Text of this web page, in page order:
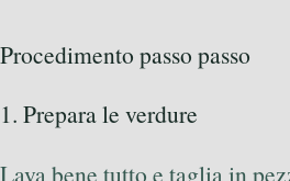
Procedimento passo passo
1. Prepara le verdure
Lava bene tutto e taglia in